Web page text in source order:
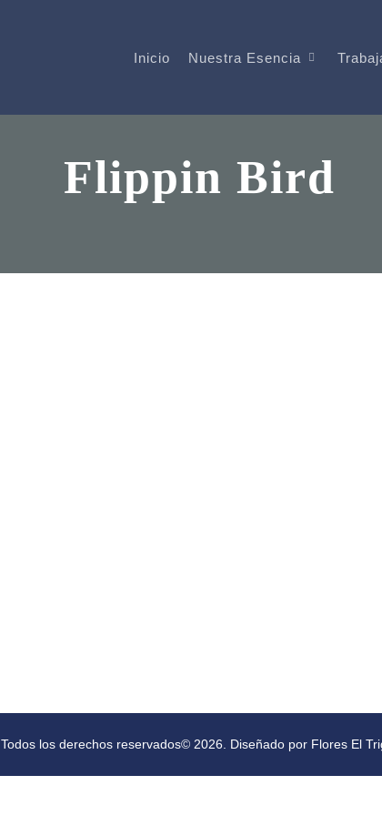
Inicio Nuestra Esencia
Flippin Bird
Todos los derechos reservados© 2026. Diseñado por Flores El